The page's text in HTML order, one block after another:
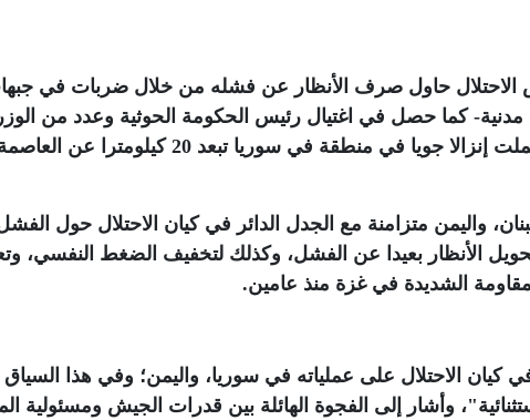
الاحتلال حاول صرف الأنظار عن فشله من خلال ضربات في
كما حصل في اغتيال رئيس الحكومة الحوثية وعدد من
في اليمن، إضافة إلى عمليات عسكرية شملت إنزالا جويا في منطقة في سوريا تبعد 20 كيلومترا عن
واليمن متزامنة مع الجدل الدائر في كيان الاحتلال حول
الأنظار بعيدا عن الفشل، وكذلك لتخفيف الضغط النفسي،
الشديدة في غزة منذ عامين.
الاحتلال على عملياته في سوريا، واليمن؛ وفي هذا
وأشار إلى الفجوة الهائلة بين قدرات الجيش ومسئولية